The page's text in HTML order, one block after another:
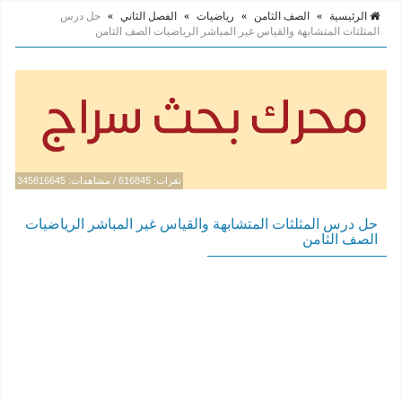
الرئيسية » الصف الثامن » رياضيات » الفصل الثاني » حل درس
المثلثات المتشابهة والقياس غير المباشر الرياضيات الصف الثامن
نقرات: 616845 / مشاهدات: 345816645
حل درس المثلثات المتشابهة والقياس غير المباشر الرياضيات
الصف الثامن